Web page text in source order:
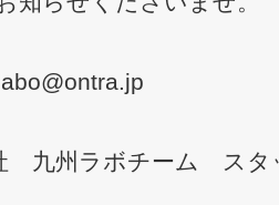
九州ラボチーム スタ